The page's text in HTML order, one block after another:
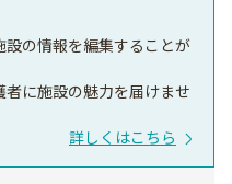
の情報を編集することが
に施設の魅力を届けませ
詳しくはこちら